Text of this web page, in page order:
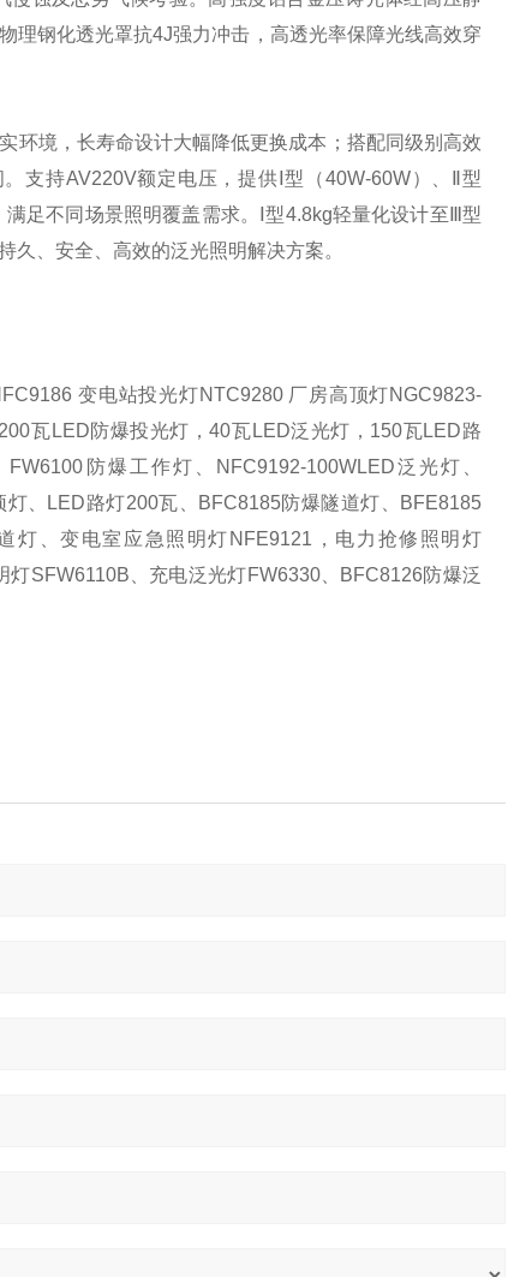
理钢化透光罩抗4J强力冲击，高透光率保障光线高效穿
环境，长寿命设计大幅降低更换成本；搭配同级别高效
支持AV220V额定电压，提供Ⅰ型（40W-60W）、Ⅱ型
足不同场景照明覆盖需求。Ⅰ型4.8kg轻量化设计至Ⅲ型
、安全、高效的泛光照明解决方案。
变电站投光灯NTC9280 厂房高顶灯NGC9823-
瓦LED防爆投光灯，40瓦LED泛光灯，150瓦LED路
防爆工作灯、NFC9192-100WLED泛光灯、
、LED路灯200瓦、BFC8185防爆隧道灯、BFE8185
灯、变电室应急照明灯NFE9121，电力抢修照明灯
SFW6110B、充电泛光灯FW6330、BFC8126防爆泛